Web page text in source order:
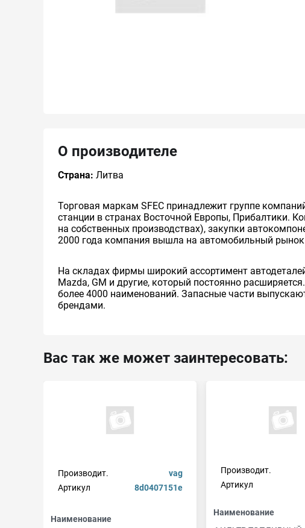
О производителе
Страна: Литва
Торговая маркам SFEC принадлежит группе
станции в странах Восточной Европы, Прибалтики.
на собственных производствах), закупки
2000 года компания вышла на автомобильный рынок
На складах фирмы широкий ассортимент
Mazda, GM и другие, который постоянно
более 4000 наименований. Запасные части
брендами.
Вас так же может заинтересовать:
Производит.
vag
Артикул
8d0407151e
Наименование
Производит.
Артикул
Наименование